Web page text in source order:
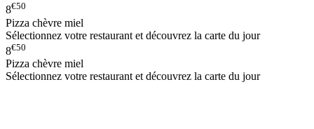
8€50
Pizza chèvre miel
Sélectionnez votre restaurant et découvrez la carte du jour
8€50
Pizza chèvre miel
Sélectionnez votre restaurant et découvrez la carte du jour